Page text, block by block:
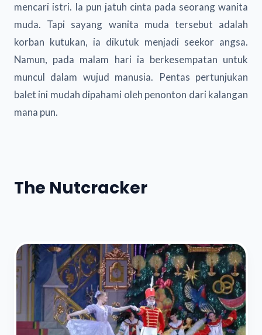
mencari istri. Ia pun jatuh cinta pada seorang wanita
muda. Tapi sayang wanita muda tersebut adalah
korban kutukan, ia dikutuk menjadi seekor angsa.
Namun, pada malam hari ia berkesempatan untuk
muncul dalam wujud manusia. Pentas pertunjukan
balet ini mudah dipahami oleh penonton dari kalangan
mana pun.
The Nutcracker